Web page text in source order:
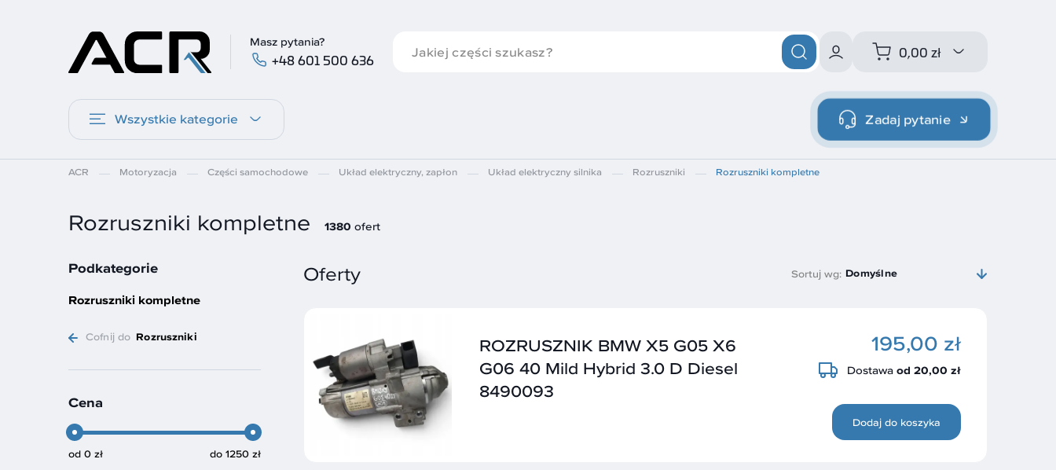
Masz pytania?
+48 601 500 636 0,00 zł
Wszystkie kategorie Zadaj pytanie
ACR Motoryzacja Części samochodowe Układ elektryczny, zapłon Układ elektryczny silnika Rozruszniki Rozruszniki kompletne
Rozruszniki kompletne 1380 ofert
Oferty Sortuj wg: Domyślne
ROZRUSZNIK BMW X5 G05 X6
G06 40 Mild Hybrid 3.0 D Diesel
8490093
195,00 zł
Dostawa od 20,00 zł
Dodaj do koszyka
Podkategorie
Rozruszniki kompletne
Cofnij do Rozruszniki
Cena
od 0 zł do 1250 zł